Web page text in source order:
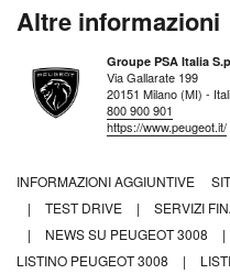
Altre informazioni
Groupe PSA Italia
Via Gallarate 199
20151 Milano (MI) -
800 900 901
https://www.peugeot.it/
INFORMAZIONI AGGIUNTIVE
|
TEST DRIVE | SERVIZI
|
NEWS SU PEUGEOT 3008 |
LISTINO PEUGEOT 3008
|